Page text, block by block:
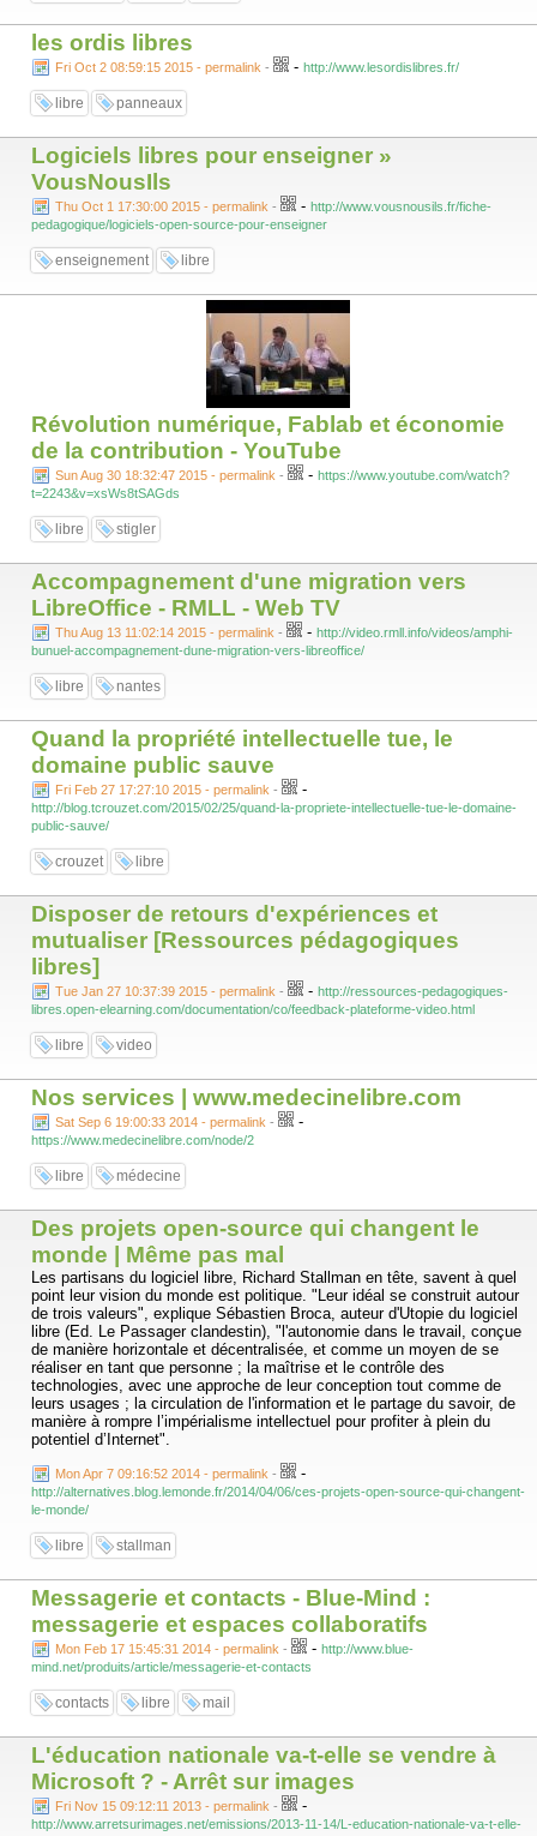
les ordis libres
Fri Oct 2 08:59:15 2015 - permalink - - http://www.lesordislibres.fr/
libre panneaux
Logiciels libres pour enseigner »
VousNousIls
Thu Oct 1 17:30:00 2015 - permalink - - http://www.vousnousils.fr/fiche-
pedagogique/logiciels-open-source-pour-enseigner
enseignement libre
Révolution numérique, Fablab et économie
de la contribution - YouTube
Sun Aug 30 18:32:47 2015 - permalink - - https://www.youtube.com/watch?
t=2243&v=xsWs8tSAGds
libre stigler
Accompagnement d'une migration vers
LibreOffice - RMLL - Web TV
Thu Aug 13 11:02:14 2015 - permalink - - http://video.rmll.info/videos/amphi-
bunuel-accompagnement-dune-migration-vers-libreoffice/
libre nantes
Quand la propriété intellectuelle tue, le
domaine public sauve
Fri Feb 27 17:27:10 2015 - permalink - -
http://blog.tcrouzet.com/2015/02/25/quand-la-propriete-intellectuelle-tue-le-domaine-
public-sauve/
crouzet libre
Disposer de retours d'expériences et
mutualiser [Ressources pédagogiques
libres]
Tue Jan 27 10:37:39 2015 - permalink - - http://ressources-pedagogiques-
libres.open-elearning.com/documentation/co/feedback-plateforme-video.html
libre video
Nos services | www.medecinelibre.com
Sat Sep 6 19:00:33 2014 - permalink - -
https://www.medecinelibre.com/node/2
libre médecine
Des projets open-source qui changent le
monde | Même pas mal
Les partisans du logiciel libre, Richard Stallman en tête, savent à quel
point leur vision du monde est politique. "Leur idéal se construit autour
de trois valeurs", explique Sébastien Broca, auteur d'Utopie du logiciel
libre (Ed. Le Passager clandestin), "l'autonomie dans le travail, conçue
de manière horizontale et décentralisée, et comme un moyen de se
réaliser en tant que personne ; la maîtrise et le contrôle des
technologies, avec une approche de leur conception tout comme de
leurs usages ; la circulation de l'information et le partage du savoir, de
manière à rompre l’impérialisme intellectuel pour profiter à plein du
potentiel d’Internet".
Mon Apr 7 09:16:52 2014 - permalink - -
http://alternatives.blog.lemonde.fr/2014/04/06/ces-projets-open-source-qui-changent-
le-monde/
libre stallman
Messagerie et contacts - Blue-Mind :
messagerie et espaces collaboratifs
Mon Feb 17 15:45:31 2014 - permalink - - http://www.blue-
mind.net/produits/article/messagerie-et-contacts
contacts libre mail
L'éducation nationale va-t-elle se vendre à
Microsoft ? - Arrêt sur images
Fri Nov 15 09:12:11 2013 - permalink - -
http://www.arretsurimages.net/emissions/2013-11-14/L-education-nationale-va-t-elle-